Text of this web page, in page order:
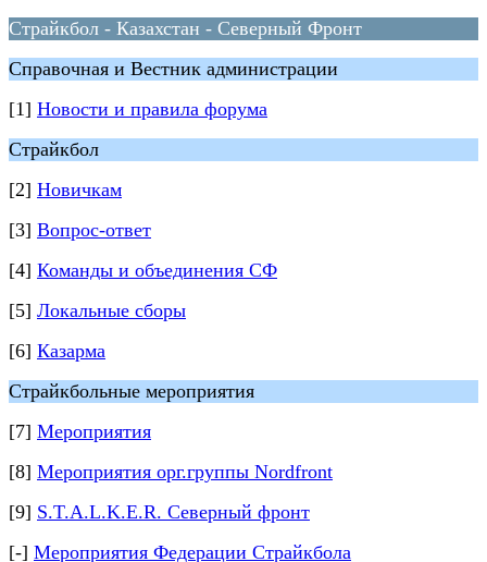
Страйкбол - Казахстан - Северный Фронт
Справочная и Вестник администрации
[1] Новости и правила форума
Страйкбол
[2] Новичкам
[3] Вопрос-ответ
[4] Команды и объединения СФ
[5] Локальные сборы
[6] Казарма
Страйкбольные мероприятия
[7] Мероприятия
[8] Мероприятия орг.группы Nordfront
[9] S.T.A.L.K.E.R. Северный фронт
[-] Мероприятия Федерации Страйкбола